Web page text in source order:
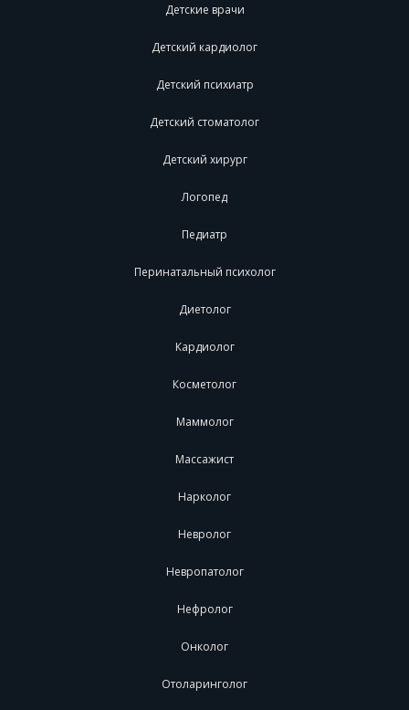
Детские врачи
Детский кардиолог
Детский психиатр
Детский стоматолог
Детский хирург
Логопед
Педиатр
Перинатальный психолог
Диетолог
Кардиолог
Косметолог
Маммолог
Массажист
Нарколог
Невролог
Невропатолог
Нефролог
Онколог
Отоларинголог